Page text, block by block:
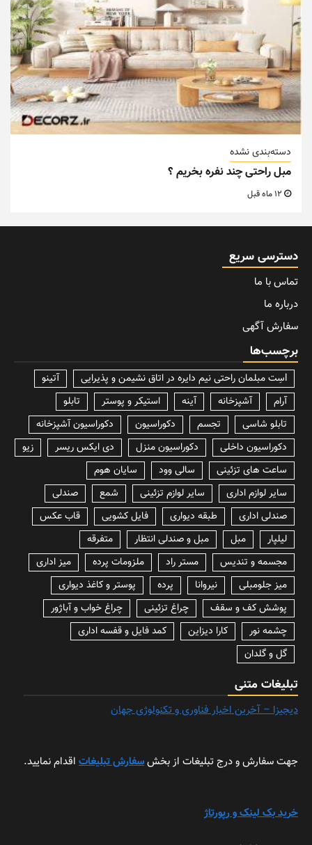
دسته‌بندی نشده
مبل راحتی چند نفره بخریم ؟
دسترسی سریع
تماس با ما
درباره ما
سفارش آگهی
برچسب‌ها
lسِت مبلمان راحتی نیم دایره در اتاق نشیمن و پذیرایی
آتینو
آرام
آشپزخانه آینه استیکر و پوستر
تابلو
تابلو شاسی
تجسم دکوراسیون
دکوراسیون آشپزخانه
دکوراسیون داخلی
دکوراسیون منزل دی ایکس ریسر
زیو
ساعت های تزئینی
سالی وود
سایان هوم
سایر لوازم اداری
سایر لوازم تزئینی شمع
صندلی
صندلی اداری
طبقه دیواری فایل کشویی
قاب عکس
لیلپار
مبل مبل و صندلی انتظار
متفرقه
مجسمه و تندیس
مستر راد ملزومات پرده
میز اداری
میز جلومبلی
نیروانا پرده
پوستر و کاغذ دیواری
پوشش کف و سقف
چراغ تزئینی
چراغ خواب و آباژور
چشمه نور
کارا دیزاین
کمد فایل و قفسه اداری
گل و گلدان
تبلیغات متنی
دیجیزا – آخرین اخبار فناوری و تکنولوژی جهان
جهت سفارش و درج تبلیغات از بخشسفارش تبلیغات اقدام نمایید.
خرید بک لینک و رپورتاژ